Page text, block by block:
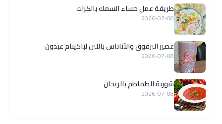
طريقة عمل حساء السمك بالكراث
2026-07-08
عصير البرقوق والأناناس باللبن لباكينام عبدون
2026-07-08
شوربة الطماطم بالريحان
2026-07-08